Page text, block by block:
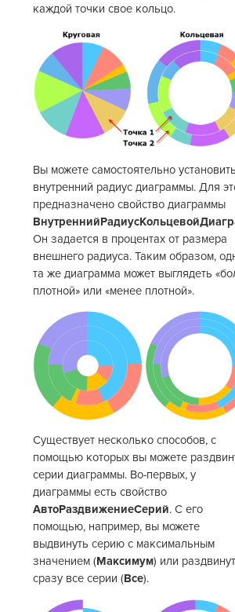
каждой точки свое кольцо.
Вы можете самостоятельно установить
внутренний радиус диаграммы. Для
предназначено свойство диаграммы
Он задается в процентах от размера
внешнего радиуса. Таким образом,
та же диаграмма может выглядеть
плотной» или «менее плотной».
Существует несколько способов, с
помощью которых вы можете
серии диаграммы. Во-первых, у
диаграммы есть свойство
АвтоРаздвижениеСерий. С его
помощью, например, вы можете
выдвинуть серию с максимальным
значением (Максимум) или
сразу все серии (Все).